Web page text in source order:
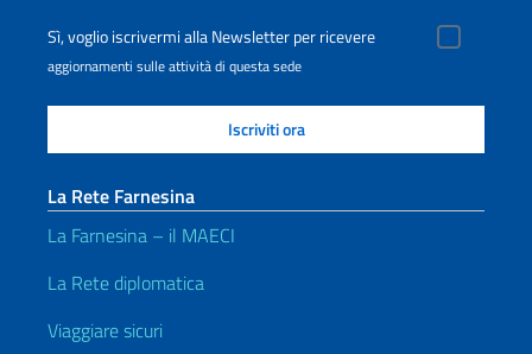
Sì, voglio iscrivermi alla Newsletter per ricevere
aggiornamenti sulle attività di questa sede
La Rete Farnesina
La Farnesina – il MAECI
La Rete diplomatica
Viaggiare sicuri